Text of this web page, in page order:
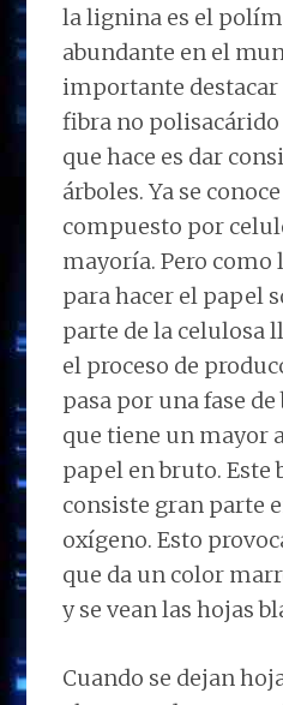
la lignina es el
abundante en el
importante destacar
fibra no polisacárido
que hace es dar
árboles. Ya se
compuesto por
mayoría. Pero
para hacer el papel
parte de la celulosa
el proceso de
pasa por una fase
que tiene un mayor
papel en bruto. Este
consiste gran parte
oxígeno. Esto
que da un color
y se vean las hojas
Cuando se dejan